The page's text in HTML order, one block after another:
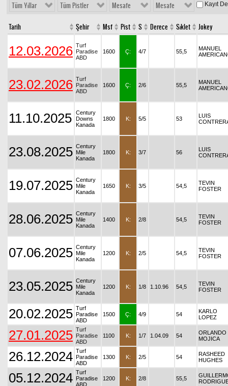
Tüm Yıllar Tüm Pistler Mesafe Mesafe Kayıt
Tarih Şehir Msf Pist S Derece Sıklet Jokey
12.03.2026 Turf
Paradise
ABD
1600 Ç: 4/7 55,5
MANUEL
23.02.2026 Turf
Paradise
ABD
1600 Ç: 2/6 55,5
MANUEL
11.10.2025
Century
Downs
Kanada
1800 K: 5/5 53
LUIS
23.08.2025 Century
Mile
Kanada
1800 K: 3/7 56
LUIS
19.07.2025 Century
Mile
Kanada
1650 K: 3/5 54,5
TEVIN
FOSTER
28.06.2025 Century
Mile
Kanada
1400 K: 2/8 54,5
TEVIN
FOSTER
07.06.2025 Century
Mile
Kanada
1200 K: 2/5 54,5
TEVIN
FOSTER
23.05.2025 Century
Mile
Kanada
1200 K: 1/8 1.10.96 54,5
TEVIN
FOSTER
20.02.2025 Turf
Paradise
ABD
1500 Ç: 4/9 54
KARLO
LOPEZ
27.01.2025 Turf
Paradise
ABD
1100 K: 1/7 1.04.09 54
ORLANDO
MOJICA
26.12.2024 Turf
Paradise
ABD
1300 K: 2/5 54
RASHEED
HUGHES
05.12.2024 Turf
Paradise
ABD
1200 K: 2/8 55,5